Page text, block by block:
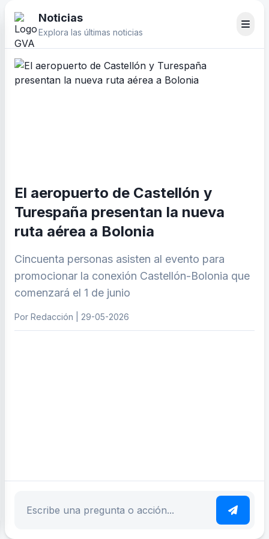
Noticias
Explora las últimas noticias
El aeropuerto de Castellón y
Turespaña presentan la nueva
ruta aérea a Bolonia
Cincuenta personas asisten al evento para
promocionar la conexión Castellón-Bolonia que
comenzará el 1 de junio
Por Redacción | 29-05-2026
Escribe tu pregunta